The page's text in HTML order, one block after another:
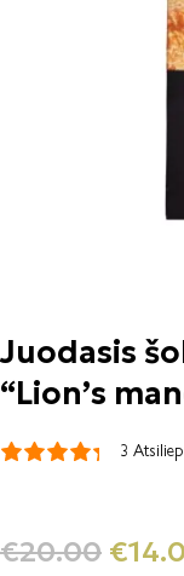
Juodasis
“Lion’s
3
€20.00 €